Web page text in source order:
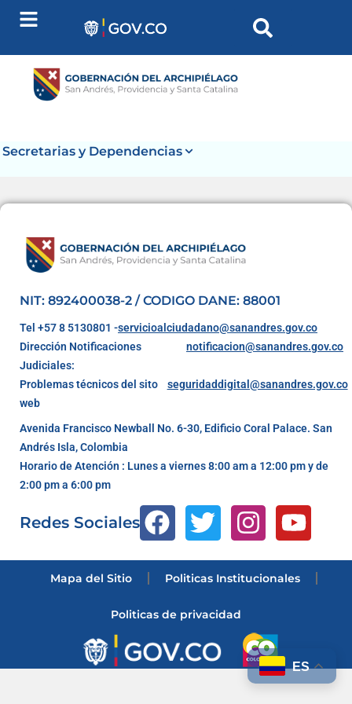
contenido
Secretarias y Dependencias
NIT: 892400038-2 / CODIGO DANE: 88001
Tel +57 8 5130801 -servicioalciudadano@sanandres.gov.co
Dirección Notificaciones
Judiciales:
notificacion@sanandres.gov.co
Problemas técnicos del sito
web
seguridaddigital@sanandres.gov.co
Avenida Francisco Newball No. 6-30, Edificio Coral Palace. San
Andrés Isla, Colombia
Horario de Atención : Lunes a viernes 8:00 am a 12:00 pm y de
2:00 pm a 6:00 pm
Redes Sociales
Mapa del Sitio Politicas Institucionales
Politicas de privacidad
ES